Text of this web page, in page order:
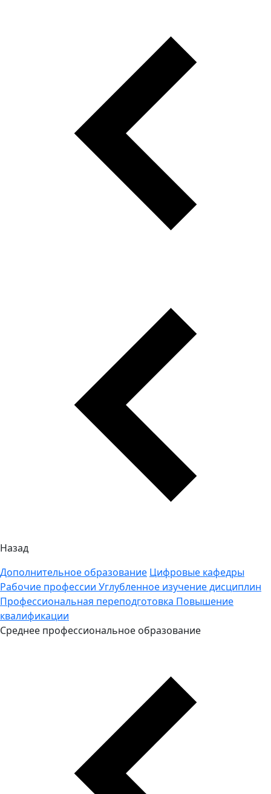
Назад
Дополнительное образование Цифровые кафедры
Рабочие профессии Углубленное изучение дисциплин
Профессиональная переподготовка Повышение
квалификации
Среднее профессиональное образование